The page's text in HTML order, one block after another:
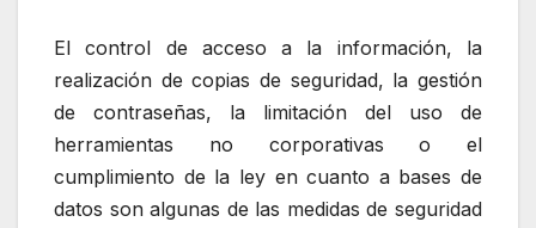
El control de acceso a la información, la
realización de copias de seguridad, la gestión
de contraseñas, la limitación del uso de
herramientas no corporativas o el
cumplimiento de la ley en cuanto a bases de
datos son algunas de las medidas de seguridad